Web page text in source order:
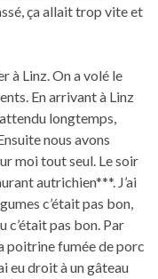
ça allait trop vite et
à Linz. On a volé le
En arrivant à Linz
longtemps,
nous avons
moi tout seul. Le soir
autrichien***. J’ai
c’était pas bon,
c’était pas bon. Par
poitrine fumée de porc
eu droit à un gâteau